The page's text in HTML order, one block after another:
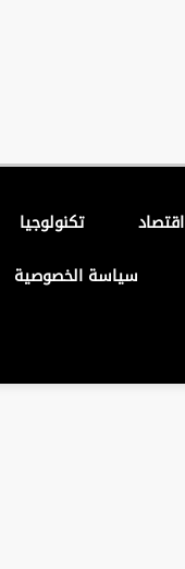
اقتصاد تكنولوجيا
سياسة الخصوصية